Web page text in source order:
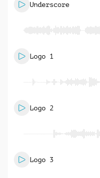
Underscore
Logo 1
Logo 2
Logo 3